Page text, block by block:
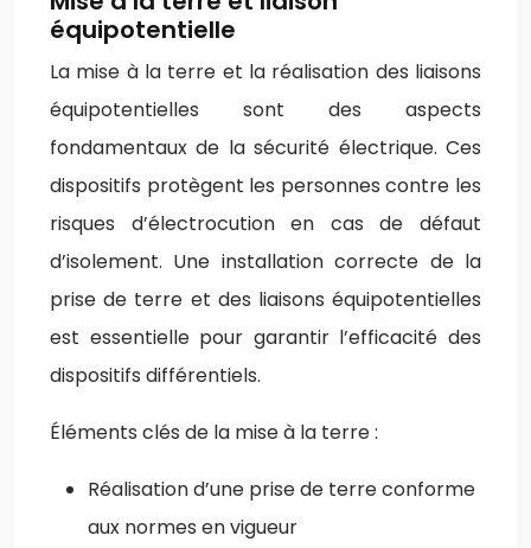
équipotentielle
La mise à la terre et la réalisation des liaisons
équipotentielles sont des aspects
fondamentaux de la sécurité électrique. Ces
dispositifs protègent les personnes contre les
risques d’électrocution en cas de défaut
d’isolement. Une installation correcte de la
prise de terre et des liaisons équipotentielles
est essentielle pour garantir l’efficacité des
dispositifs différentiels.
Éléments clés de la mise à la terre :
Réalisation d’une prise de terre conforme
aux normes en vigueur